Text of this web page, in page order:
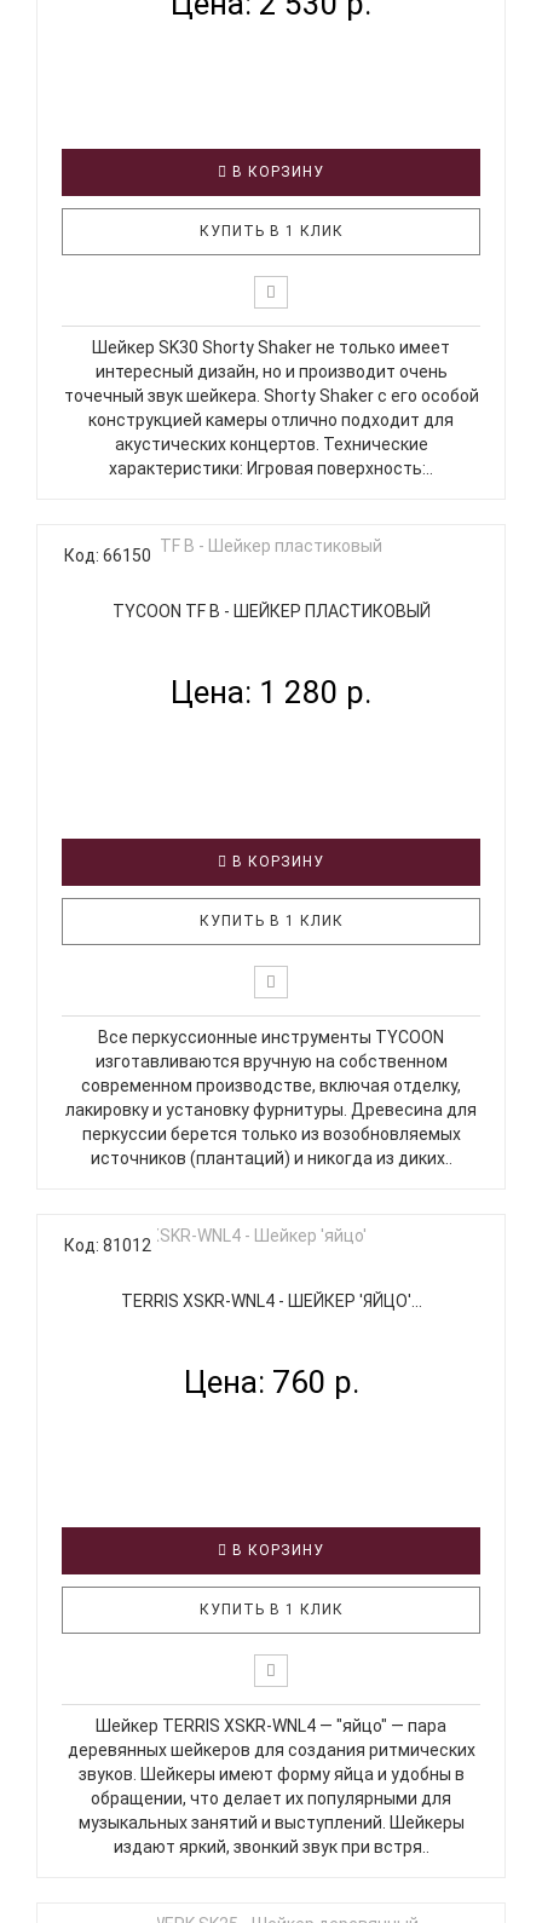
В КОРЗИНУ
КУПИТЬ В 1 КЛИК
Шейкер SK30 Shorty Shaker не только имеет
интересный дизайн, но и производит очень
точечный звук шейкера. Shorty Shaker с его особой
конструкцией камеры отлично подходит для
акустических концертов. Технические
характеристики: Игровая поверхность:..
Код: 66150
TYCOON TF B - ШЕЙКЕР ПЛАСТИКОВЫЙ
Цена: 1 280 р.
В КОРЗИНУ
КУПИТЬ В 1 КЛИК
Все перкуссионные инструменты TYCOON
изготавливаются вручную на собственном
современном производстве, включая отделку,
лакировку и установку фурнитуры. Древесина для
перкуссии берется только из возобновляемых
источников (плантаций) и никогда из диких..
Код: 81012
TERRIS XSKR-WNL4 - ШЕЙКЕР 'ЯЙЦО'...
Цена: 760 р.
В КОРЗИНУ
КУПИТЬ В 1 КЛИК
Шейкер TERRIS XSKR-WNL4 — "яйцо" — пара
деревянных шейкеров для создания ритмических
звуков. Шейкеры имеют форму яйца и удобны в
обращении, что делает их популярными для
музыкальных занятий и выступлений. Шейкеры
издают яркий, звонкий звук при встря..